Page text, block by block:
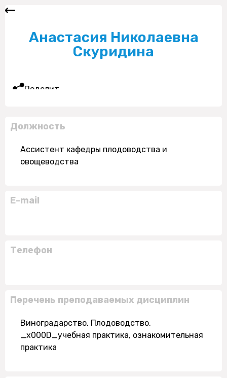
Анастасия Николаевна
Скуридина
Поделиться
Должность
Ассистент кафедры плодоводства и
овощеводства
E-mail
Телефон
Перечень преподаваемых дисциплин
Виноградарство, Плодоводство,
_x000D_учебная практика, ознакомительная
практика